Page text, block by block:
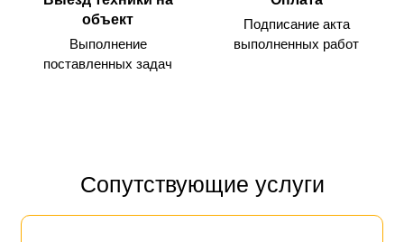
объект
Выполнение
поставленных задач
Подписание акта
выполненных работ
Сопутствующие услуги